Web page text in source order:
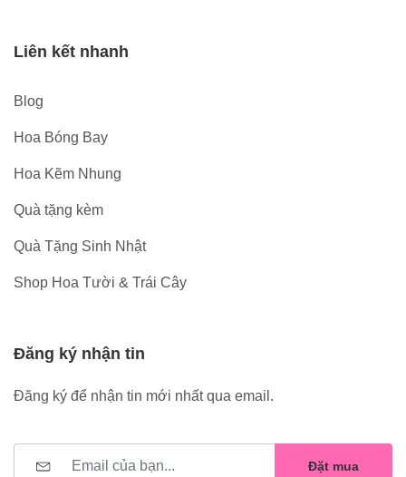
Liên kết nhanh
Blog
Hoa Bóng Bay
Hoa Kẽm Nhung
Quà tặng kèm
Quà Tặng Sinh Nhật
Shop Hoa Tười & Trái Cây
Đăng ký nhận tin
Đăng ký để nhận tin mới nhất qua email.
Đặt mua